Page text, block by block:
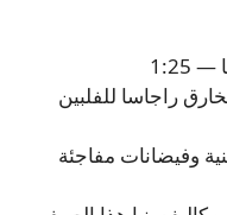
راجاسا للفلبين
وفيضانات مفاجئة